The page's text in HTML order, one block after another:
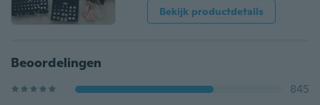
Bekijk productdetails
Beoordelingen
845